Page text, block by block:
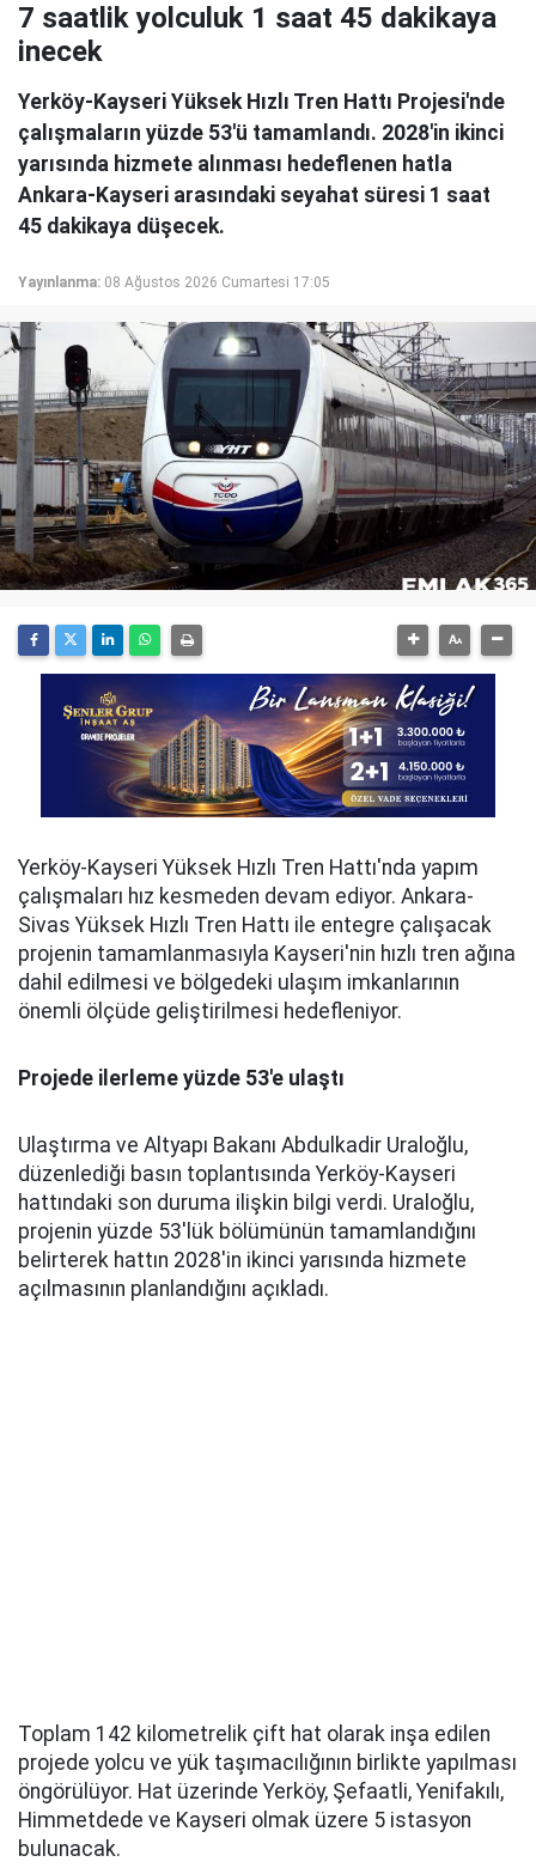
7 saatlik yolculuk 1 saat 45 dakikaya
inecek
Yerköy-Kayseri Yüksek Hızlı Tren Hattı Projesi'nde
çalışmaların yüzde 53'ü tamamlandı. 2028'in ikinci
yarısında hizmete alınması hedeflenen hatla
Ankara-Kayseri arasındaki seyahat süresi 1 saat
45 dakikaya düşecek.
Yayınlanma: 08 Ağustos 2026 Cumartesi 17:05
Yerköy-Kayseri Yüksek Hızlı Tren Hattı'nda yapım
çalışmaları hız kesmeden devam ediyor. Ankara-
Sivas Yüksek Hızlı Tren Hattı ile entegre çalışacak
projenin tamamlanmasıyla Kayseri'nin hızlı tren ağına
dahil edilmesi ve bölgedeki ulaşım imkanlarının
önemli ölçüde geliştirilmesi hedefleniyor.
Projede ilerleme yüzde 53'e ulaştı
Ulaştırma ve Altyapı Bakanı Abdulkadir Uraloğlu,
düzenlediği basın toplantısında Yerköy-Kayseri
hattındaki son duruma ilişkin bilgi verdi. Uraloğlu,
projenin yüzde 53'lük bölümünün tamamlandığını
belirterek hattın 2028'in ikinci yarısında hizmete
açılmasının planlandığını açıkladı.
Toplam 142 kilometrelik çift hat olarak inşa edilen
projede yolcu ve yük taşımacılığının birlikte yapılması
öngörülüyor. Hat üzerinde Yerköy, Şefaatli, Yenifakılı,
Himmetdede ve Kayseri olmak üzere 5 istasyon
bulunacak.